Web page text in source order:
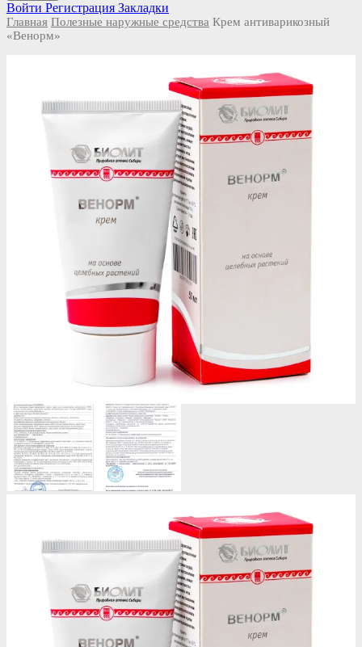
Войти Регистрация Закладки
Главная Полезные наружные средства Крем антиварикозный
«Венорм»